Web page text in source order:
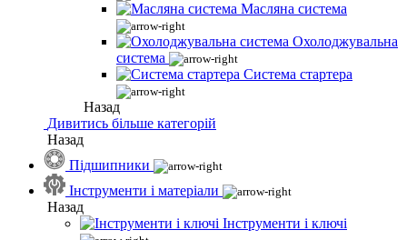
Масляна система
Охолоджувальна
система
Система стартера
Назад
Дивитись більше категорій
Назад
Підшипники
Інструменти і матеріали
Назад
Інструменти і ключі